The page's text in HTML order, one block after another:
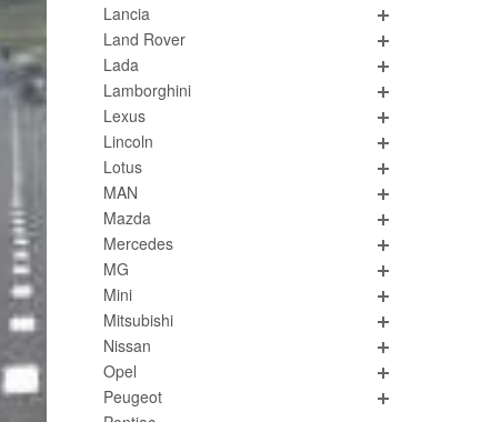
Lancia
Land Rover
Lada
Lamborghini
Lexus
Lincoln
Lotus
MAN
Mazda
Mercedes
MG
Mini
Mitsubishi
Nissan
Opel
Peugeot